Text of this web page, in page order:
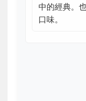
中的經典。
口味。